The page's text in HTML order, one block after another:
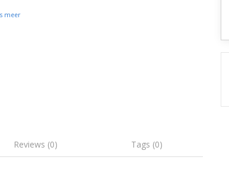
meer
Reviews (0) Tags (0)